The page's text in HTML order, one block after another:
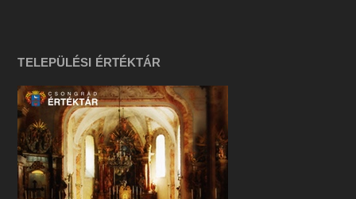
TELEPÜLÉSI ÉRTÉKTÁR